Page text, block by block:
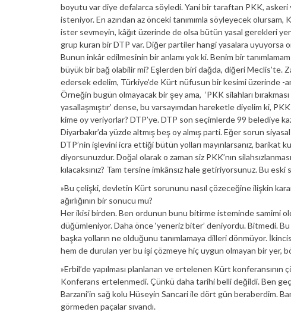
boyutu var diye defalarca söyledi. Yani bir taraftan PKK,
isteniyor. En azından az önceki tanımımla söyleyecek
ister sevmeyin, kâğıt üzerinde de olsa bütün yasal gerekleri
grup kuran bir DTP var. Diğer partiler hangi yasalara
Bunun inkâr edilmesinin bir anlamı yok ki. Benim bir
büyük bir bağ olabilir mi? Eşlerden biri dağda, diğeri Meclis’te.
edersek edelim, Türkiye’de Kürt nüfusun bir kesimi üzerinde -
Örneğin bugün olmayacak bir şey ama, ‘PKK silahları
yasallaşmıştır’ dense, bu varsayımdan hareketle diyelim ki,
kime oy veriyorlar? DTP’ye. DTP son seçimlerde 99 belediye
Diyarbakır’da yüzde altmış beş oy almış parti. Eğer sorun
DTP’nin işlevini icra ettiği bütün yolları mayınlarsanız, barikat
diyorsunuzdur. Doğal olarak o zaman siz PKK’nın
kılacaksınız? Tam tersine imkânsız hale getiriyorsunuz. Bu
»Bu çelişki, devletin Kürt sorununu nasıl çözeceğine ilişkin
ağırlığının bir sonucu mu?
Her ikisi birden. Ben ordunun bunu bitirme isteminde samimi
düğümleniyor. Daha önce ‘yeneriz biter’ deniyordu. Bitmedi.
başka yolların ne olduğunu tanımlamaya dilleri dönmüyor.
hem de durulan yer bu işi çözmeye hiç uygun olmayan bir yer,
»Erbil’de yapılması planlanan ve ertelenen Kürt konferansının
Konferans ertelenmedi. Çünkü daha tarihi belli değildi. Ben
Barzani’in sağ kolu Hüseyin Sancari ile dört gün beraberdim.
görmeden paçalar sıvandı.